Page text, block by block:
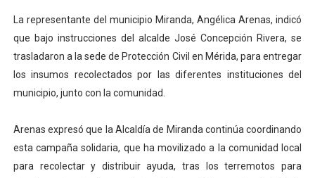
La representante del municipio Miranda, Angélica Arenas, indicó
que bajo instrucciones del alcalde José Concepción Rivera, se
trasladaron a la sede de Protección Civil en Mérida, para entregar
los insumos recolectados por las diferentes instituciones del
municipio, junto con la comunidad.
Arenas expresó que la Alcaldía de Miranda continúa coordinando
esta campaña solidaria, que ha movilizado a la comunidad local
para recolectar y distribuir ayuda, tras los terremotos para